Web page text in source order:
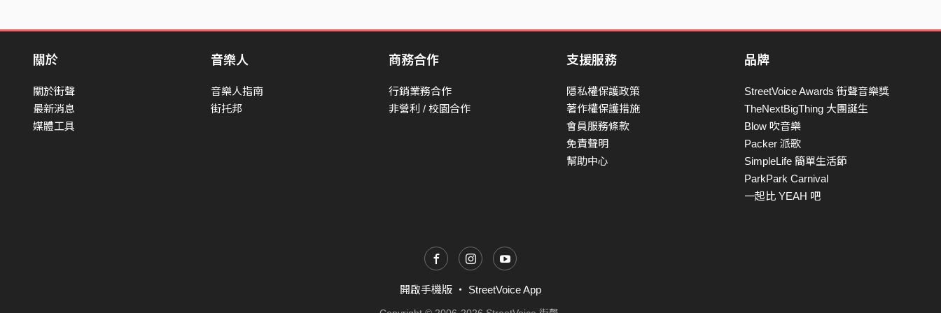
關於
關於街聲
最新消息
媒體工具
音樂人
音樂人指南
街托邦
商務合作
行銷業務合作
非營利 / 校園合作
支援服務
隱私權保護政策
著作權保護措施
會員服務條款
免責聲明
幫助中心
品牌
StreetVoice Awards 街聲音樂獎
TheNextBigThing 大團誕生
Blow 吹音樂
Packer 派歌
SimpleLife 簡單生活節
ParkPark Carnival
一起比 YEAH 吧
開啟手機版 ・ StreetVoice App